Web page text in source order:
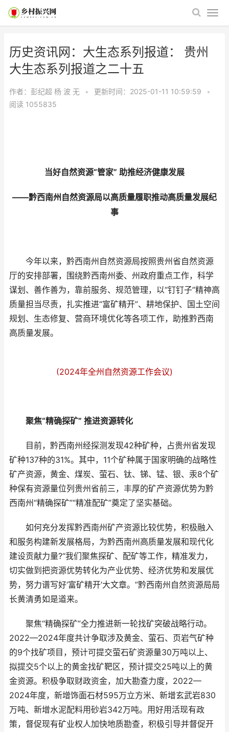
历史资讯网：大生态系列报道： 贵州
大生态系列报道之二十五
作者：彭纪超 杨 波 无 • 更新时间：2025-01-11 10:59:59
•
阅读 1055835
当好自然资源“管家” 助推经济健康发展
——黔西南州自然资源局以高质量履职推动高质量发展纪
事
今年以来，黔西南州自然资源局按照贵州省自然资源
厅的安排部署，围绕黔西南州委、州政府重点工作，科学
谋划、善作善为，靠前服务、规范管理，以“钉钉子”精神高
质量担当尽责，扎实推进“富矿精开”、耕地保护、国土空间
规划、生态修复、营商环境优化等各项工作，助推黔西南
高质量发展。
(2024年全州自然资源工作会议)
聚焦“精确探矿” 推进资源转化
目前，黔西南州经探测发现42种矿种，占贵州省发现
矿种137种的31%。其中，11个矿种属于国家明确的战略性
矿产资源，黄金、煤炭、萤石、钛、锑、锰、银、汞8个矿
种保有资源量位列贵州省前三，丰厚的矿产资源优势为黔
西南州“精确探矿”“精准配矿”奠定了坚实基础。
如何充分发挥黔西南州矿产资源比较优势，积极融入
和服务构建新发展格局，为黔西南州高质量发展和现代化
建设贡献力量?“我们聚焦探矿、配矿等工作，精准发力，
切实做到把资源优势转化为产业优势、经济优势和发展优
势，努力谱写好‘富矿精开’大文章。”黔西南州自然资源局局
长黄清勇如是道来。
聚焦“精确探矿”全力推进新一轮找矿突破战略行动。
2022—2024年度共计争取涉及黄金、萤石、页岩气矿种
的9个找矿项目，预计可提交萤石矿资源量30万吨以上、
拟提交5个以上的黄金找矿靶区，预计提交25吨以上的黄
金资源。积极争取财政资金，加大勘查力度，2022—
2024年度，新增饰面石材595万立方米、新增玄武岩830
万吨、新增水泥配料用砂岩342万吨。用好用活现有政
策，督促现有矿业权人加快地质勘查，积极引导并督促开